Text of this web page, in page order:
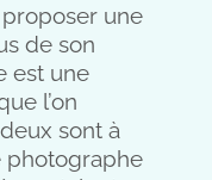
une
de son
est une
l’on
sont à
photographe